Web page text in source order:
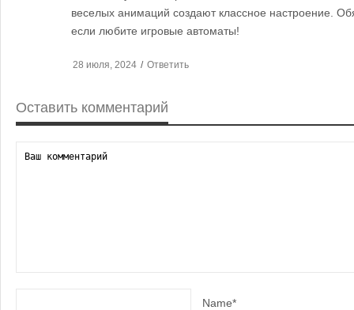
веселых анимаций создают классное настроение.
если любите игровые автоматы!
28 июля, 2024 / Ответить
Оставить комментарий
Name*